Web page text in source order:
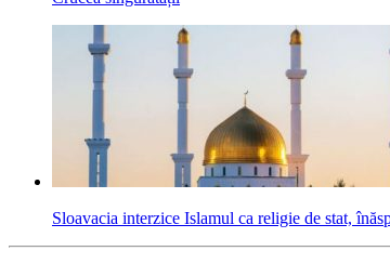
Sloavacia interzice Islamul ca religie de stat,